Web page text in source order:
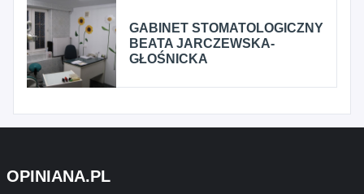
GABINET STOMATOLOGICZNY
BEATA JARCZEWSKA-
GŁOŚNICKA
OPINIANA.PL